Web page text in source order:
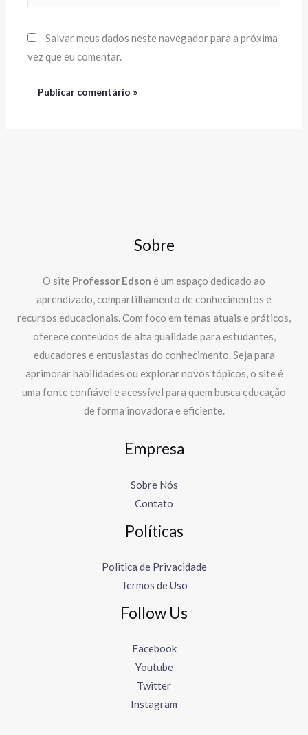
Salvar meus dados neste navegador para a próxima
vez que eu comentar.
Sobre
O site Professor Edson é um espaço dedicado ao
aprendizado, compartilhamento de conhecimentos e
recursos educacionais. Com foco em temas atuais e práticos,
oferece conteúdos de alta qualidade para estudantes,
educadores e entusiastas do conhecimento. Seja para
aprimorar habilidades ou explorar novos tópicos, o site é
uma fonte confiável e acessível para quem busca educação
de forma inovadora e eficiente.
Empresa
Sobre Nós
Contato
Políticas
Politica de Privacidade
Termos de Uso
Follow Us
Facebook
Youtube
Twitter
Instagram